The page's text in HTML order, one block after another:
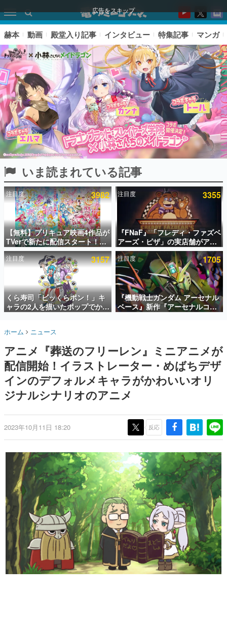
広告をスキップ
ピックアップ
電ファミのいま読まれている記事ランキング
アプリセール情報
インタビュー
連載・特集一覧
殿堂入り記事
SNS拡散数が数千以上！ ページビュー数万以上！ などな
ど。多くの人々に読まれた、電ファミ渾身の“殿堂入り”記
事をまとめました。
名作ゲームクリエイターの方々に製作時のエピソードをお
きます。
赫本
この物語を解いてはいけない。『赫本』は、〈試験問題〉
の形をした短編ホラー小説集です。
これからのデジタルゲーム市場を担う若きクリエイター達
の姿を追い、彼らのルーツと情熱を探っていきます。
ゲームに多大な影響を受けた作家さんに取材し、ゲームが
日本のコンテンツ産業やカルチャーに与えた影響を探る企
画です。
日本モバイルゲーム産業史
日本のモバイルゲーム史における主要なトピック・タイト
ルを網羅するほか、開発者へのインタビューや識者による
解説を掲載。約20年の歴史が一望できる決定版！
若ゲのいたり〜ゲームクリエイターの青春〜
『うつヌケ』『ペンと箸』等で知られるマンガ家・田中圭
一先生によるゲーム業界レポートマンガです。
なんでゲームは面白い？
赫本 動画 殿堂入り記事 インタビュー 特集記事 マンガ
いま読まれている記事
注目度 3982
【無料】プリキュア映画4作品が
TVerで新たに配信スタート！な
んと2018年～2024年の映画ほぼ
すべてが見放題に、ぶっちゃけ
ありえないラインナップ
注目度 3355
『FNaF』「フレディ・ファズベ
アーズ・ピザ」の実店舗がアメ
リカの商業施設「American
Dream」に2027年オープン！
ScottGamesとの共同開発、食
事だけでなくステージショーや
没入型のホラー体験も楽しめる
注目度 3157
くら寿司「ビッくらポン！」キ
ャラの2人を描いたポップでかわ
いいコラボイラストが公開。コ
シャツ&ステッカーがアソビシ
ステム主催「Akaku展」にて販
売へ
注目度 1705
『機動戦士ガンダム アーセナル
ベース』新作『アーセナルコマ
ンダー』発表！8月28日からオ
ホーム ニュース
アニメ『葬送のフリーレン』ミニアニメが
配信開始！イラストレーター・めばちデザ
インのデフォルメキャラがかわいいオリ
ジナルシナリオのアニメ
2023年10月11日 18:20 反応